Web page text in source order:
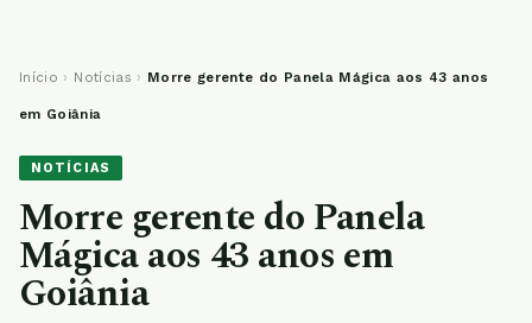
Início › Notícias › Morre gerente do Panela Mágica aos 43 anos
em Goiânia
NOTÍCIAS
Morre gerente do Panela
Mágica aos 43 anos em
Goiânia